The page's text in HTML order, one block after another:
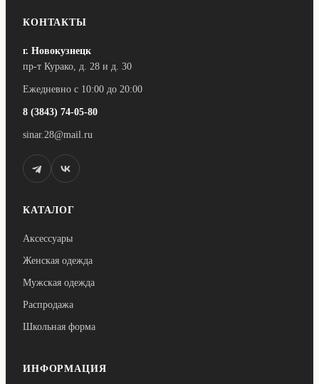
КОНТАКТЫ
г. Новокузнецк
пр-т Курако, д. 28 и д. 30
Ежедневно с 10:00 до 20:00
8 (3843) 74-05-80
sinar.28@mail.ru
КАТАЛОГ
Аксессуары
Женская одежда
Мужская одежда
Распродажа
Школьная форма
ИНФОРМАЦИЯ